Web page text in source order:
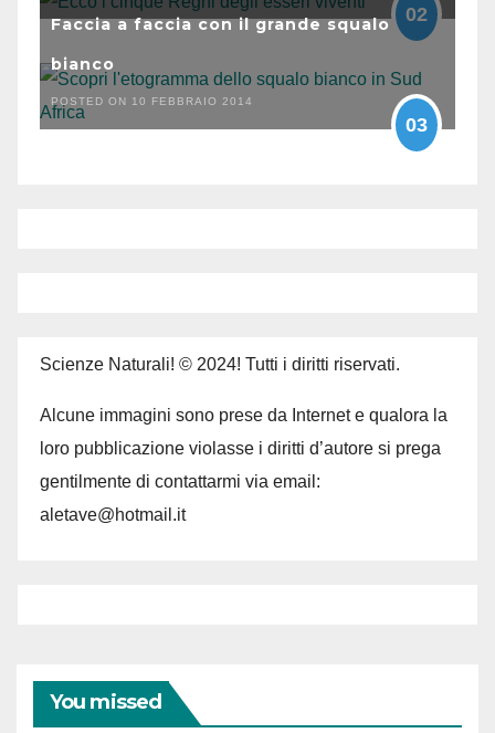
02
Faccia a faccia con il grande squalo
bianco
POSTED ON 10 FEBBRAIO 2014
03
Scienze Naturali! © 2024! Tutti i diritti riservati.
Alcune immagini sono prese da Internet e qualora la
loro pubblicazione violasse i diritti d’autore si prega
gentilmente di contattarmi via email:
aletave@hotmail.it
You missed